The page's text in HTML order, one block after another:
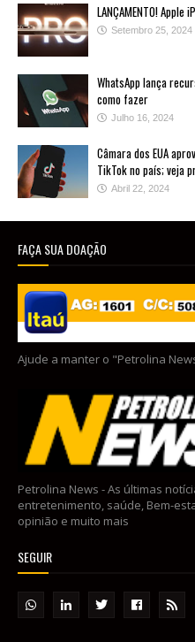
LANÇAMENTO! Apple
Setembro 25, 2024
WhatsApp lança
como fazer
Julho 16, 2024
Câmara dos EUA
TikTok no país; veja
Abril 22, 2024
FAÇA SUA DOAÇÃO
Ajude a manter o "Petrolina
Petrolina News - As últimas
entretenimento, saúde, Bem-
opinião e muito mais
SEGUIR